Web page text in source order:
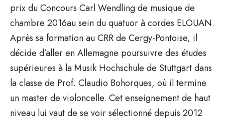
prix du Concours Carl Wendling de musique de
chambre 2016au sein du quatuor à cordes ELOUAN.
Après sa formation au CRR de Cergy-Pontoise, il
décide d’aller en Allemagne poursuivre des études
supérieures à la Musik Hochschule de Stuttgart dans
la classe de Prof. Claudio Bohorques, où il termine
un master de violoncelle. Cet enseignement de haut
niveau lui vaut de se voir sélectionné depuis 2012